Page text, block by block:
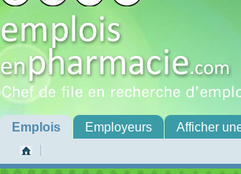
Emplois Employeurs Afficher